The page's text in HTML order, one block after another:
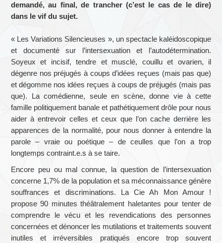
demandé, au final, de trancher (c’est le cas de le dire)
dans le vif du sujet.
« Les Variations Silencieuses », un spectacle kaléidoscopique
et documenté sur l’intersexuation et l’autodétermination.
Soyeux et incisif, tendre et musclé, couillu et ovarien, il
dégenre nos préjugés à coups d’idées reçues (mais pas que)
et dégomme nos idées reçues à coups de préjugés (mais pas
que). La comédienne, seule en scène, donne vie à cette
famille politiquement banale et pathétiquement drôle pour nous
aider à entrevoir celles et ceux que l’on cache derrière les
apparences de la normalité, pour nous donner à entendre la
parole – vraie ou poétique – de ceulles que l’on a trop
longtemps contraint.e.s à se taire.
Encore peu ou mal connue, la question de l’intersexuation
concerne 1,7% de la population et sa méconnaissance génère
souffrances et discriminations. La Cie Ah Mon Amour !
propose 90 minutes théâtralement haletantes pour tenter de
comprendre le vécu et les revendications des personnes
concernées et dénoncer les mutilations et traitements souvent
inutiles et irréversibles pratiqués encore trop souvent